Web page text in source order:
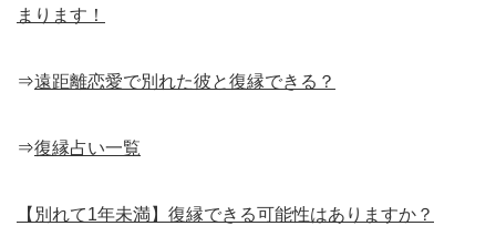
まります！
⇒遠距離恋愛で別れた彼と復縁できる？
⇒復縁占い一覧
【別れて1年未満】復縁できる可能性はありますか？